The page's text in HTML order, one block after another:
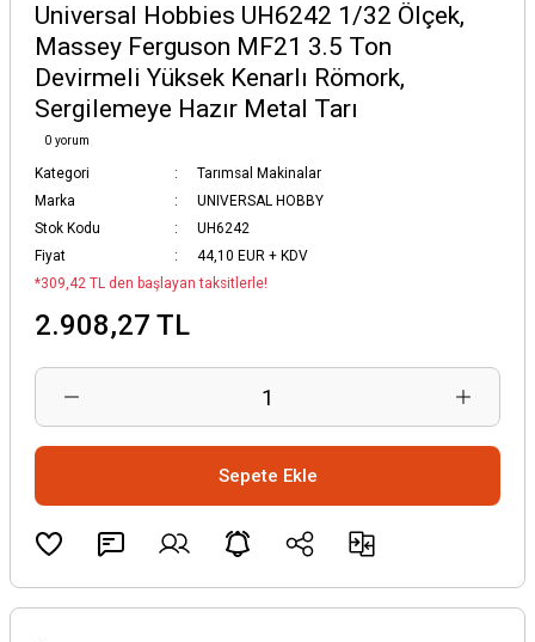
Universal Hobbies UH6242 1/32 Ölçek,
Massey Ferguson MF21 3.5 Ton
Devirmeli Yüksek Kenarlı Römork,
Sergilemeye Hazır Metal Tarı
0 yorum
Kategori
Tarımsal Makinalar
Marka
UNIVERSAL HOBBY
Stok Kodu
UH6242
Fiyat
44,10 EUR + KDV
*309,42 TL den başlayan taksitlerle!
2.908,27 TL
Sepete Ekle